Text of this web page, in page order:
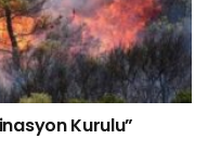
Kurulu”